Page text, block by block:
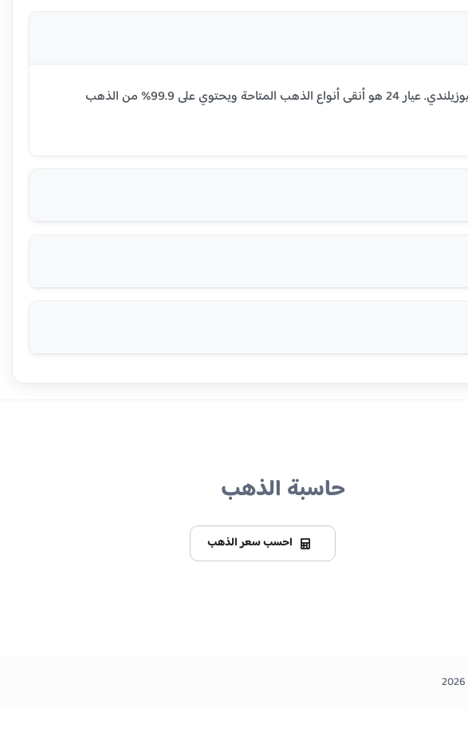
سعر جرام الذهب عيار 24 قيراط في جزر كوك اليوم هو 238.29 دولار نيوزيلندي. عيار 24 هو أنقى أنواع الذهب المتاحة ويحتوي على 99.9% من الذهب
حاسبة الذهب
احسب سعر الذهب